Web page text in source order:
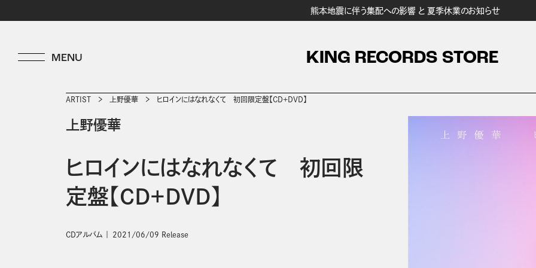
熊本地震に伴う集配への影響 と 夏季休業のお知らせ
KING RECORDS STORE
ARTIST 上野優華 ヒロインにはなれなくて 初回限定盤【CD+DVD】
上野優華
ヒロインにはなれなくて 初回限
定盤【CD+DVD】
CDアルバム 2021/06/09 Release